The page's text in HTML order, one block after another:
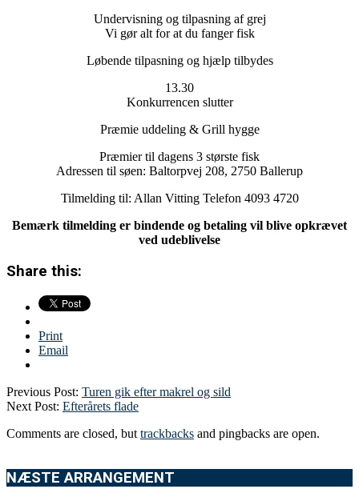
Undervisning og tilpasning af grej
Vi gør alt for at du fanger fisk
Løbende tilpasning og hjælp tilbydes
13.30
Konkurrencen slutter
Præmie uddeling & Grill hygge
Præmier til dagens 3 største fisk
Adressen til søen: Baltorpvej 208, 2750 Ballerup
Tilmelding til: Allan Vitting Telefon 4093 4720
Bemærk tilmelding er bindende og betaling vil blive opkrævet
ved udeblivelse
Share this:
Print
Email
Previous Post: Turen gik efter makrel og sild
Next Post: Efterårets flade
Comments are closed, but trackbacks and pingbacks are open.
NÆSTE ARRANGEMENT